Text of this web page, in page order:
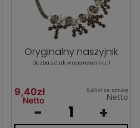
Oryginalny naszyjnik
Liczba sztuk w opakowaniu: 1
9,40zł
Netto
9,40zł za sztukę
Netto
- +